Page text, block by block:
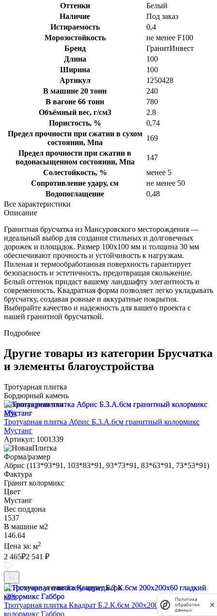
Оттенки
Белый
Наличие
Под заказ
Истираемость
0,4
Морозостойкость
не менее F100
Бренд
ГранитИнвест
Длина
100
Ширина
100
Артикул
1250428
В машине 20 тонн
240
В вагоне 66 тонн
780
Объёмный вес, г/см3
2.8
Пористость, %
0,74
Предел прочности при сжатии в сухом
состоянии, Мпа
169
Предел прочности при сжатии в
водонасыщенном состоянии, Мпа
147
Солестойкость, %
менее 5
Сопротивление удару, см
не менее 50
Водопоглащение
0,48
Все характеристики
Описание
Гранитная брусчатка из Мансуровского месторождения —
идеальный выбор для создания стильных и долговечных
дорожек и площадок. Размер 100х100 мм и толщина 30 мм
обеспечивают прочность и устойчивость к нагрузкам.
Пиленая и термообработанная поверхность гарантирует
безопасность и эстетичность, предотвращая скольжение.
Белый оттенок придаст вашему ландшафту элегантность и
современность. Квадратная форма позволяет легко укладывать
брусчатку, создавая ровные и аккуратные покрытия.
Выбирайте качество и надежность для вашего проекта с
нашей гранитной брусчаткой.
Подробнее
Другие товары из категории Брусчатка
и элементы благоустройства
Тротуарная плитка
Бордюрный камень
Газонная решетка
-3%
Тротуарная плитка Абрис Б.3.А.6см гранитный колормикс
Мустанг
Артикул: 1001339
Форма/размер
Абрис (113*93*91, 103*83*91, 93*73*91, 83*63*91, 73*53*91)
Фактура
Гранит колормикс
Цвет
Мустанг
Вес поддона
1537
В машине м2
146.64
Цена за: м2
2 465₽2 541 ₽
Наличие уточняйте у менеджера
-3%
Тротуарная плитка Квадрат Б.2.К.6см 200х200х60 гладкий
колормикс Габбро
Политика
обработки
данных